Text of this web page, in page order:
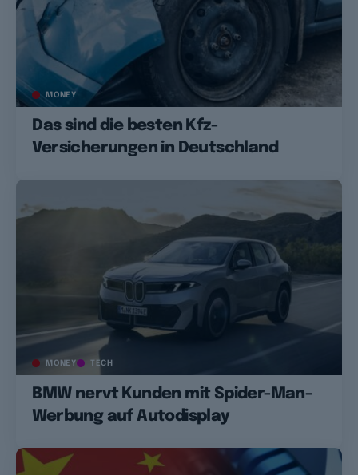
MONEY
Das sind die besten Kfz-
Versicherungen in Deutschland
MONEY TECH
BMW nervt Kunden mit Spider-Man-
Werbung auf Autodisplay